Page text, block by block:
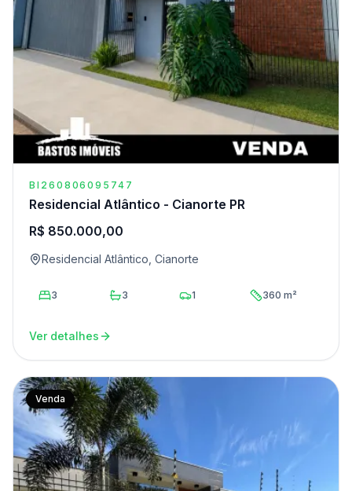
BI260806095747
Residencial Atlântico - Cianorte PR
R$ 850.000,00
Residencial Atlântico, Cianorte
3 3 1 360 m²
Ver detalhes
Venda